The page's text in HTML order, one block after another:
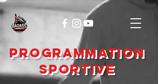
Programmation
sportive